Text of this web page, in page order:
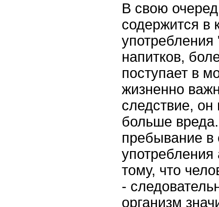
В свою
содержится в
напитков,
поступает в
жизненно
следствие, он
больше
пребывание в
употребления
тому, что
-
организм